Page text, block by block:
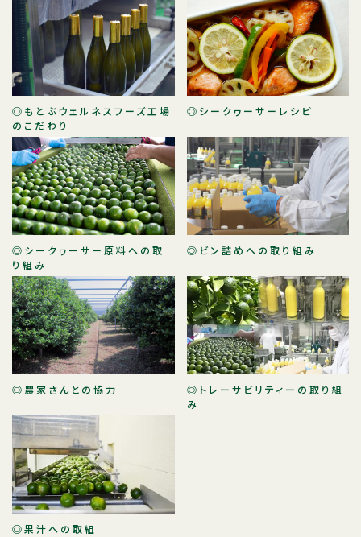
◎もとぶウェルネスフーズ工場
のこだわり
◎シークヮーサーレシピ
◎シークヮーサー原料への取
り組み
◎ビン詰めへの取り組み
◎農家さんとの協力
◎トレーサビリティーの取り組
み
◎果汁への取組